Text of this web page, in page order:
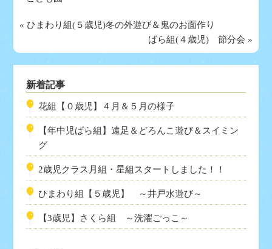
«ひまわり組(５歳児)冬の外遊び＆鬼のお面作り
ばら組(４歳児) 節分会 »
新着記事
花組【０歳児】４月＆５月の様子
【年中児ばら組】遠足＆どろんこ遊び＆スイミン
グ
2歳児クラス月組・星組スタートしました！！
ひまわり組【５歳児】 ～井戸水遊び～
【3歳児】さくら組 ～洗濯ごっこ～